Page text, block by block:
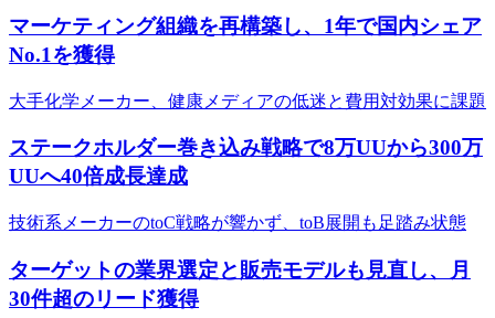
マーケティング組織を再構築し、1年で国内シェア
No.1を獲得
大手化学メーカー、健康メディアの低迷と費用対効果に課題
ステークホルダー巻き込み戦略で8万UUから300万
UUへ40倍成長達成
技術系メーカーのtoC戦略が響かず、toB展開も足踏み状態
ターゲットの業界選定と販売モデルも見直し、月
30件超のリード獲得